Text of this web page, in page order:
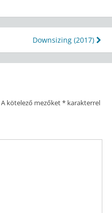
Downsizing (2017)
A kötelező mezőket*karakterrel